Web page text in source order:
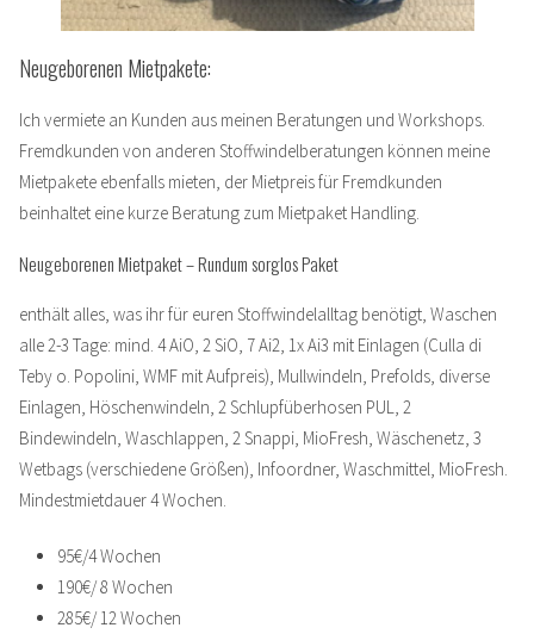
Neugeborenen Mietpakete:
Ich vermiete an Kunden aus meinen Beratungen und Workshops.
Fremdkunden von anderen Stoffwindelberatungen können meine
Mietpakete ebenfalls mieten, der Mietpreis für Fremdkunden
beinhaltet eine kurze Beratung zum Mietpaket Handling.
Neugeborenen Mietpaket – Rundum sorglos Paket
enthält alles, was ihr für euren Stoffwindelalltag benötigt, Waschen
alle 2-3 Tage: mind. 4 AiO, 2 SiO, 7 Ai2, 1x Ai3 mit Einlagen (Culla di
Teby o. Popolini, WMF mit Aufpreis), Mullwindeln, Prefolds, diverse
Einlagen, Höschenwindeln, 2 Schlupfüberhosen PUL, 2
Bindewindeln, Waschlappen, 2 Snappi, MioFresh, Wäschenetz, 3
Wetbags (verschiedene Größen), Infoordner, Waschmittel, MioFresh.
Mindestmietdauer 4 Wochen.
95€/4 Wochen
190€/ 8 Wochen
285€/ 12 Wochen